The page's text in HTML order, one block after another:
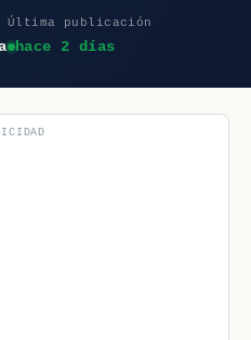
Última publicación
hace 2 días